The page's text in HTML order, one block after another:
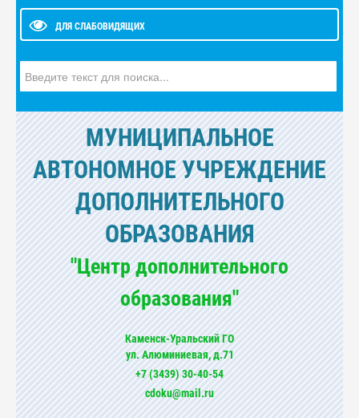
ДЛЯ СЛАБОВИДЯЩИХ
МУНИЦИПАЛЬНОЕ
АВТОНОМНОЕ УЧРЕЖДЕНИЕ
ДОПОЛНИТЕЛЬНОГО
ОБРАЗОВАНИЯ
"Центр дополнительного
образования"
Каменск-Уральский ГО
ул. Алюминиевая, д.71
+7 (3439) 30-40-54
cdoku@mail.ru